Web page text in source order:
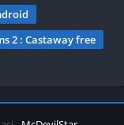
2 : Castaway free